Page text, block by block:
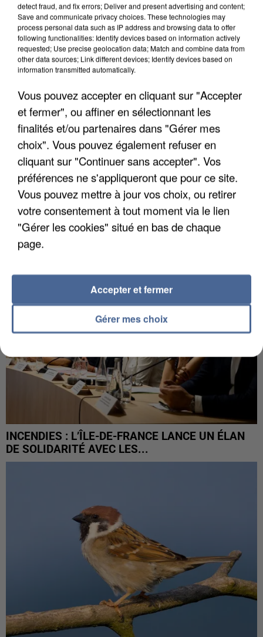
IL TUE SON FILS ET ENVOIE DES PHOTOS À SON
EX-COMPAGNE À NICE
INCENDIES : L’ÎLE-DE-FRANCE LANCE UN ÉLAN
DE SOLIDARITÉ AVEC LES...
detect fraud, and fix errors; Deliver and present advertising and content;
Save and communicate privacy choices. These technologies may
process personal data such as IP address and browsing data to offer
following functionalities: Identify devices based on information actively
requested; Use precise geolocation data; Match and combine data from
other data sources; Link different devices; Identify devices based on
information transmitted automatically.
Vous pouvez accepter en cliquant sur "Accepter
et fermer", ou affiner en sélectionnant les
finalités et/ou partenaires dans "Gérer mes
choix". Vous pouvez également refuser en
cliquant sur "Continuer sans accepter". Vos
préférences ne s'appliqueront que pour ce site.
Vous pouvez mettre à jour vos choix, ou retirer
votre consentement à tout moment via le lien
"Gérer les cookies" situé en bas de chaque
page.
Gérer mes choix
Accepter et fermer